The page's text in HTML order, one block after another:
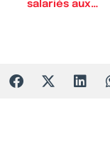
salariés aux…